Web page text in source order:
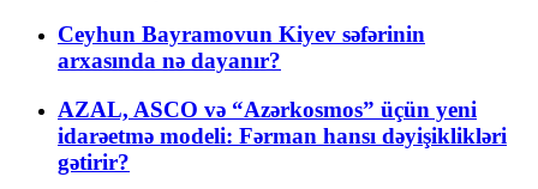
Ceyhun Bayramovun Kiyev səfərinin
arxasında nə dayanır?
AZAL, ASCO və “Azərkosmos” üçün yeni
idarəetmə modeli: Fərman hansı dəyişiklikləri
gətirir?